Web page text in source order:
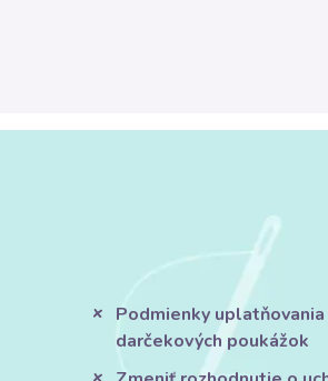
Podmienky uplatňovania
darčekových poukážok